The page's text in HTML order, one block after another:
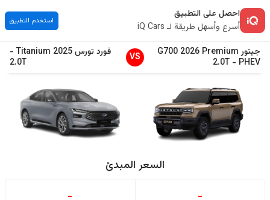
احصل على التطبيق
أسرع وأسهل طريقة لـ iQ Cars
استخدم التطبيق
جيتور G700 2026 Premium
PHEV
-
2.0T
VS فوردتورس2025
Titanium
-
2.0T
السعر المبدئ